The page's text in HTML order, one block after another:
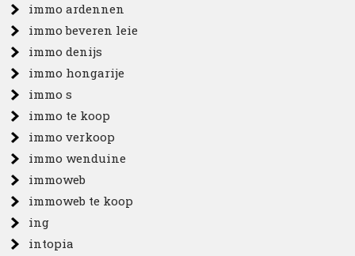
immo ardennen
immo beveren leie
immo denijs
immo hongarije
immo s
immo te koop
immo verkoop
immo wenduine
immoweb
immoweb te koop
ing
intopia